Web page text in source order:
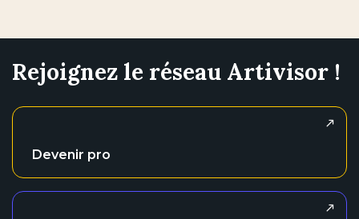
Rejoignez le réseau Artivisor !
Devenir pro